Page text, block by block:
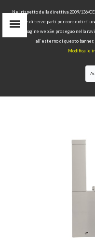
Nel rispetto della direttiva 2009/136/
tecnici e di terze parti per consentirti
delle pagine web.Se proseguo nella
all’esterno di questo
Modifica le